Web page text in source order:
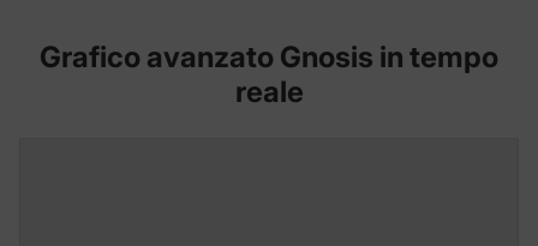
Grafico avanzato Gnosis in tempo
reale